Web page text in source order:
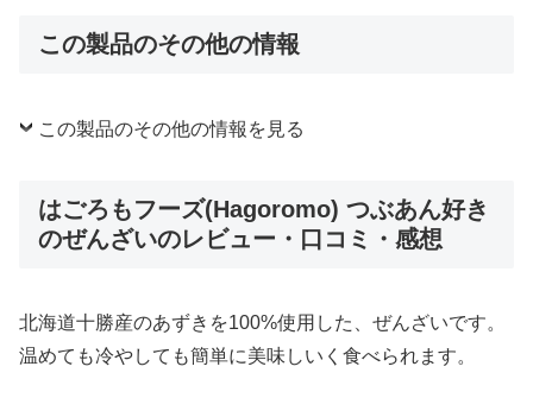
この製品のその他の情報
この製品のその他の情報を見る
はごろもフーズ(Hagoromo) つぶあん好き
のぜんざいのレビュー・口コミ・感想
北海道十勝産のあずきを100%使用した、ぜんざいです。
温めても冷やしても簡単に美味しいく食べられます。